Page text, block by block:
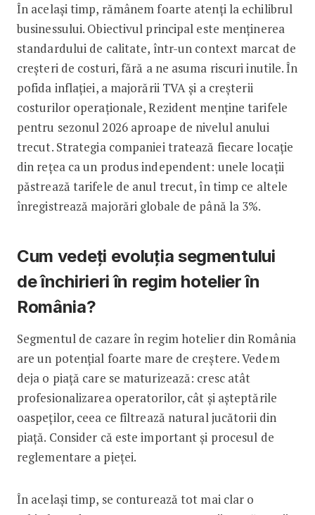
În același timp, rămânem foarte atenți la echilibrul
businessului. Obiectivul principal este menținerea
standardului de calitate, într-un context marcat de
creșteri de costuri, fără a ne asuma riscuri inutile. În
pofida inflației, a majorării TVA și a creșterii
costurilor operaționale, Rezident menține tarifele
pentru sezonul 2026 aproape de nivelul anului
trecut. Strategia companiei tratează fiecare locație
din rețea ca un produs independent: unele locații
păstrează tarifele de anul trecut, în timp ce altele
înregistrează majorări globale de până la 3%.
Cum vedeți evoluția segmentului
de închirieri în regim hotelier în
România?
Segmentul de cazare în regim hotelier din România
are un potențial foarte mare de creștere. Vedem
deja o piață care se maturizează: cresc atât
profesionalizarea operatorilor, cât și așteptările
oaspeților, ceea ce filtrează natural jucătorii din
piață. Consider că este important și procesul de
reglementare a pieței.
În același timp, se conturează tot mai clar o